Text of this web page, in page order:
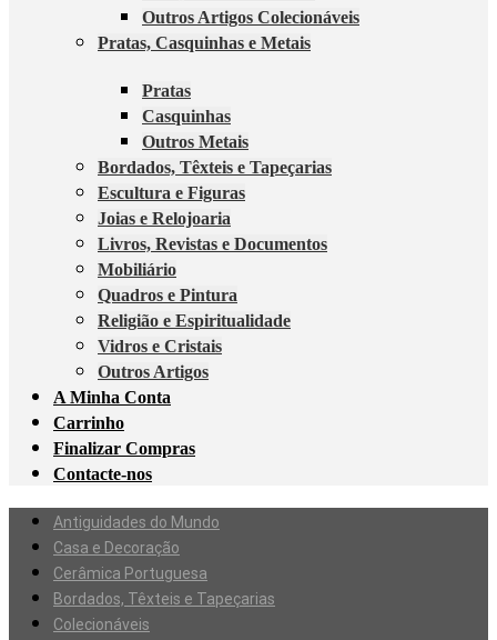
Outros Artigos Colecionáveis
Pratas, Casquinhas e Metais
Pratas
Casquinhas
Outros Metais
Bordados, Têxteis e Tapeçarias
Escultura e Figuras
Joias e Relojoaria
Livros, Revistas e Documentos
Mobiliário
Quadros e Pintura
Religião e Espiritualidade
Vidros e Cristais
Outros Artigos
A Minha Conta
Carrinho
Finalizar Compras
Contacte-nos
Antiguidades do Mundo
Casa e Decoração
Cerâmica Portuguesa
Bordados, Têxteis e Tapeçarias
Colecionáveis